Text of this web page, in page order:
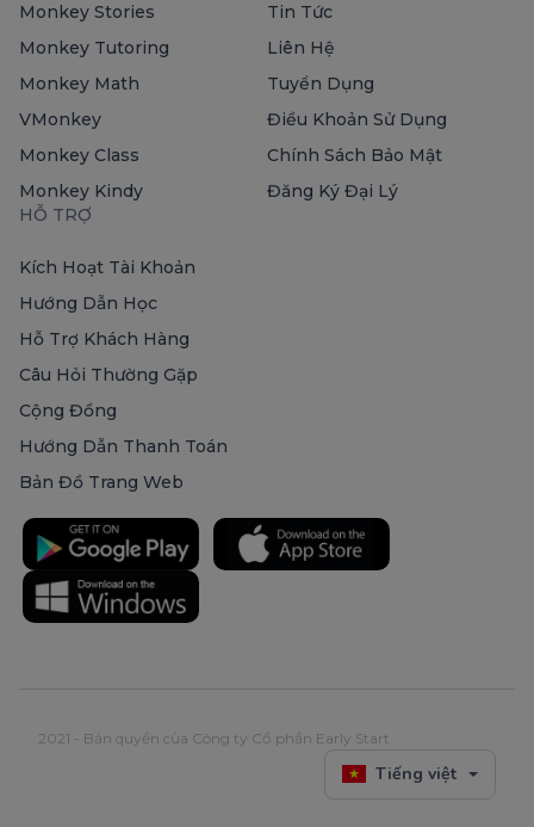
Monkey Stories
Monkey Tutoring
Monkey Math
VMonkey
Monkey Class
Monkey Kindy
Tin Tức
Liên Hệ
Tuyển Dụng
Điều Khoản Sử Dụng
Chính Sách Bảo Mật
Đăng Ký Đại Lý
HỖ TRỢ
Kích Hoạt Tài Khoản
Hướng Dẫn Học
Hỗ Trợ Khách Hàng
Câu Hỏi Thường Gặp
Cộng Đồng
Hướng Dẫn Thanh Toán
Bản Đồ Trang Web
2021 - Bản quyền của Công ty Cổ phần Early Start
Tiếng việt